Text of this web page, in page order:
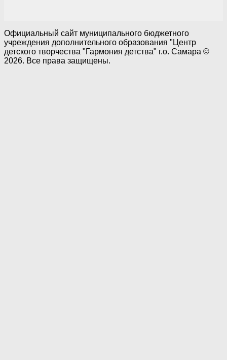
Официальный сайт муниципального бюджетного
учреждения дополнительного образования "Центр
детского творчества "Гармония детства" г.о. Самара ©
2026. Все права защищены.